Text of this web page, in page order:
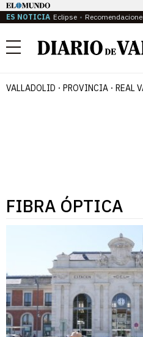
ES NOTICIA Eclipse
Menú
VALLADOLID PROVINCIA REAL
FIBRA ÓPTICA